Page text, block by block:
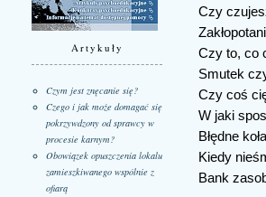
Artykuły
Czym jest znęcanie się?
Czego i jak może domagać się
pokrzywdzony od sprawcy w
procesie karnym?
Obowiązek opuszczenia lokalu
zamieszkiwanego wspólnie z
ofiarą
Czy
Czy to, co
Smutek
Czy coś
W jaki
Błędne
Kiedy
Bank